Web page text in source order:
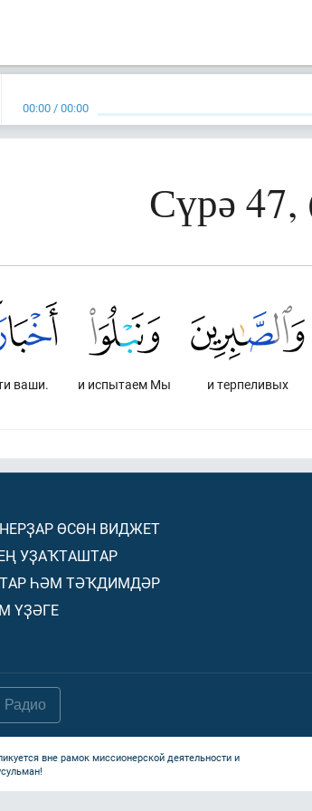
00:00 /00:00
Сүрә
и терпеливых
и испытаем Мы
ваши.
ӨСӨН ВИДЖЕТ
УҘАҠТАШТАР
ҺӘМ ТӘҠДИМДӘР
ҮҘӘГЕ
Радио
вне рамок миссионерской деятельности и